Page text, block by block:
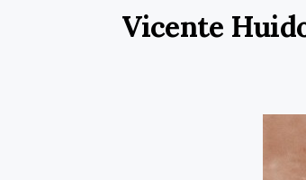
Vicente